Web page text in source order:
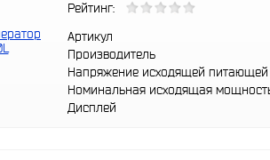
Рейтинг:
Артикул
Производитель
Напряжение исходящей питающей
Номинальная исходящая
Дисплей